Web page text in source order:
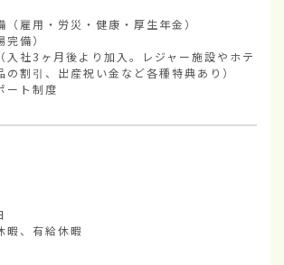
雇用・労災・健康・厚生年金）
備）
入社3ヶ月後より加入。レジャー施設やホテ
の割引、出産祝い金など各種特典あり）
ート制度
暇、有給休暇